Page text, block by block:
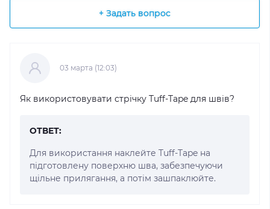
+ Задать вопрос
03 марта (12:03)
Як використовувати стрічку Tuff-Tape для швів?
ОТВЕТ:
Для використання наклейте Tuff-Tape на
підготовлену поверхню шва, забезпечуючи
щільне прилягання, а потім зашпаклюйте.